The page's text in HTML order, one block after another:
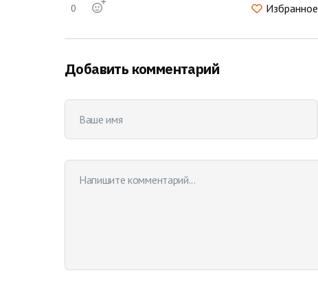
0 Избранное
Добавить комментарий